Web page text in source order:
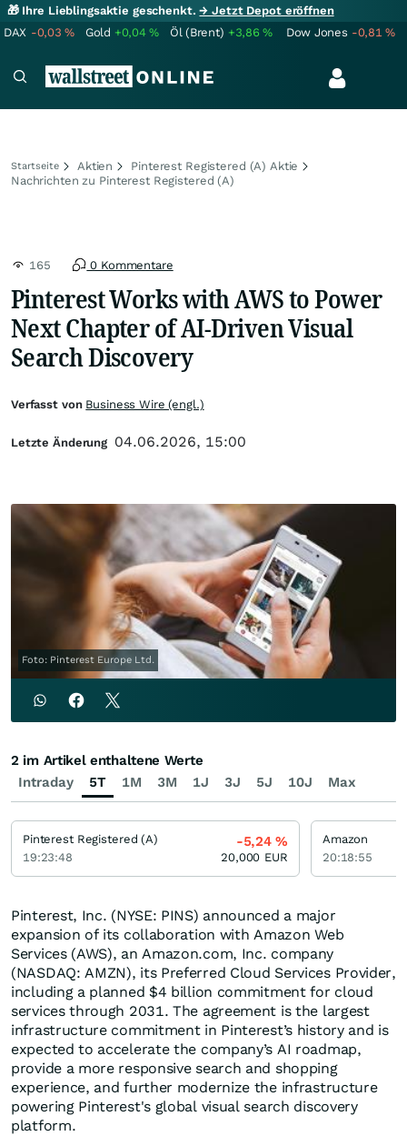
🎁 Ihre Lieblingsaktie geschenkt.→ Jetzt Depot eröffnen
DAX -0,03% Gold +0,04% Öl (Brent) +3,86% Dow Jones -0,81%
Startseite Aktien
Pinterest Registered (A) Aktie
Nachrichten zu Pinterest Registered (A)
165 0 Kommentare
Pinterest Works with AWS to Power
Next Chapter of AI-Driven Visual
Search Discovery
Foto: Pinterest Europe Ltd.
Pinterest, Inc. (NYSE: PINS) announced a major
expansion of its collaboration with Amazon Web
Services (AWS), an Amazon.com, Inc. company
(NASDAQ: AMZN), its Preferred Cloud Services Provider,
including a planned $4 billion commitment for cloud
services through 2031. The agreement is the largest
infrastructure commitment in Pinterest’s history and is
expected to accelerate the company’s AI roadmap,
provide a more responsive search and shopping
experience, and further modernize the infrastructure
powering Pinterest's global visual search discovery
platform.
Verfasst von Business Wire (engl.)
Letzte Änderung 04.06.2026, 15:00
Intraday 5T 1M 3M 1J 3J 5J 10J Max
2 im Artikel enthaltene Werte
Pinterest Registered (A)
19:23:48
-5,24%
20,000 EUR
Amazon
20:18:55